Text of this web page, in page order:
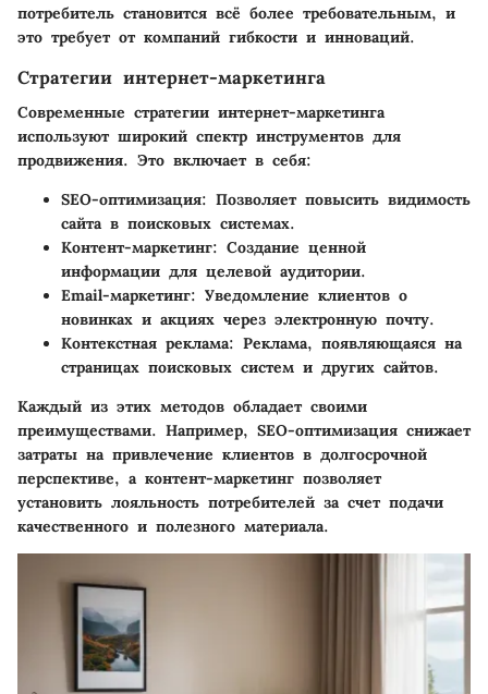
потребитель становится всё более требовательным, и
это требует от компаний гибкости и инноваций.
Стратегии интернет-маркетинга
Современные стратегии интернет-маркетинга
используют широкий спектр инструментов для
продвижения. Это включает в себя:
SEO-оптимизация: Позволяет повысить видимость
сайта в поисковых системах.
Контент-маркетинг: Создание ценной
информации для целевой аудитории.
Email-маркетинг: Уведомление клиентов о
новинках и акциях через электронную почту.
Контекстная реклама: Реклама, появляющаяся на
страницах поисковых систем и других сайтов.
Каждый из этих методов обладает своими
преимуществами. Например, SEO-оптимизация снижает
затраты на привлечение клиентов в долгосрочной
перспективе, а контент-маркетинг позволяет
установить лояльность потребителей за счет подачи
качественного и полезного материала.